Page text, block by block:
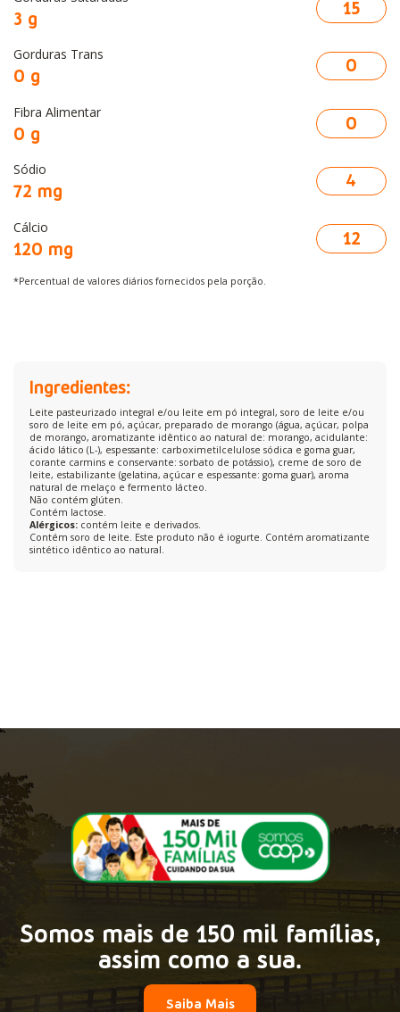
3 g 15
Gorduras Trans
0 g 0
Fibra Alimentar
0 g 0
Sódio
72 mg 4
Cálcio
120 mg 12
*Percentual de valores diários fornecidos pela porção.
Ingredientes:
Leite pasteurizado integral e/ou leite em pó integral, soro de leite e/ou
soro de leite em pó, açúcar, preparado de morango (água, açúcar, polpa
de morango, aromatizante idêntico ao natural de: morango, acidulante:
ácido lático (L-), espessante: carboximetilcelulose sódica e goma guar,
corante carmins e conservante: sorbato de potássio), creme de soro de
leite, estabilizante (gelatina, açúcar e espessante: goma guar), aroma
natural de melaço e fermento lácteo.
Não contém glúten.
Contém lactose.
Alérgicos:contém leite e derivados.
Contém soro de leite. Este produto não é iogurte. Contém aromatizante
sintético idêntico ao natural.
Somos mais de 150 mil famílias,
assim como a sua.
Saiba Mais